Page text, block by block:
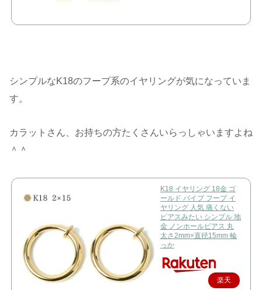
シンプルなK18のフープ系のイヤリングが気になっていま
す。
カラットさん、お持ちの方たくさんいらっしゃいますよね
＾＾
K18 イヤリング 18金 ゴ
ールド パイプ フープ イ
ヤリング 人気 痛くない
ピアスみたい シンプル 地
金 ノンホールピアス 丸
太さ2mm×直径15mm 輪
っか
楽天